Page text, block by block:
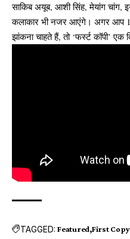
साकिब अयूब, आशी सिंह, मेयांग
कलाकार भी नजर आएंगे। अगर आप
झांकना चाहते हैं, तो ‘फर्स्ट कॉपी’
TAGGED: Featured First Copy